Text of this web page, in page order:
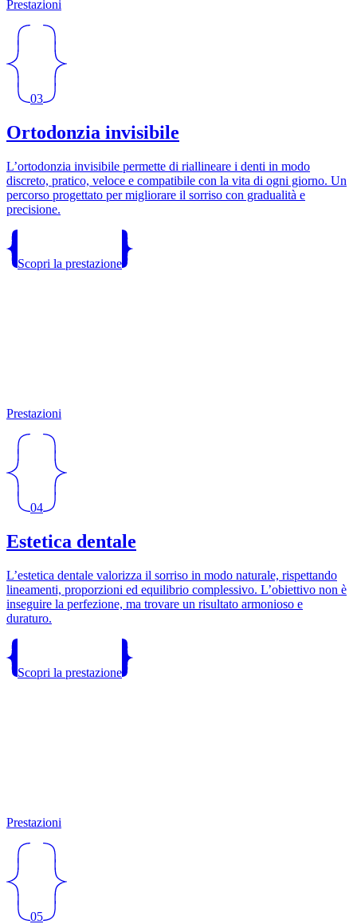
Prestazioni
03
Ortodonzia invisibile
L’ortodonzia invisibile permette di riallineare i denti in modo
discreto, pratico, veloce e compatibile con la vita di ogni giorno. Un
percorso progettato per migliorare il sorriso con gradualità e
precisione.
Scopri la prestazione
Prestazioni
04
Estetica dentale
L’estetica dentale valorizza il sorriso in modo naturale, rispettando
lineamenti, proporzioni ed equilibrio complessivo. L’obiettivo non è
inseguire la perfezione, ma trovare un risultato armonioso e
duraturo.
Scopri la prestazione
Prestazioni
05